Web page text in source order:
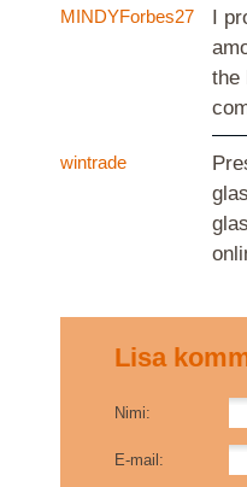
MINDYForbes27
I
the
wintrade
Lisa
Nimi:
E-mail: